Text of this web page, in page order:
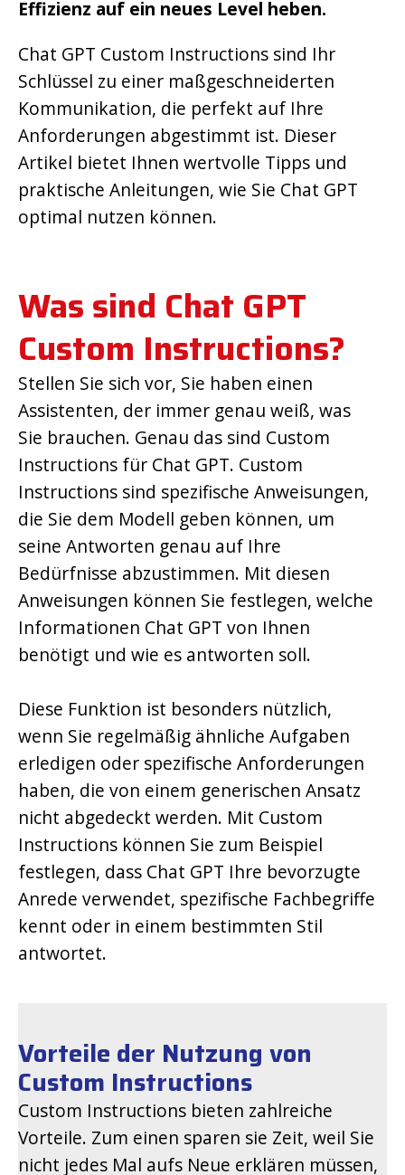
Effizienz auf ein neues Level heben.
Chat GPT Custom Instructions sind Ihr
Schlüssel zu einer maßgeschneiderten
Kommunikation, die perfekt auf Ihre
Anforderungen abgestimmt ist. Dieser
Artikel bietet Ihnen wertvolle Tipps und
praktische Anleitungen, wie Sie Chat GPT
optimal nutzen können.
Was sind Chat GPT
Custom Instructions?
Stellen Sie sich vor, Sie haben einen
Assistenten, der immer genau weiß, was
Sie brauchen. Genau das sind Custom
Instructions für Chat GPT. Custom
Instructions sind spezifische Anweisungen,
die Sie dem Modell geben können, um
seine Antworten genau auf Ihre
Bedürfnisse abzustimmen. Mit diesen
Anweisungen können Sie festlegen, welche
Informationen Chat GPT von Ihnen
benötigt und wie es antworten soll.
Diese Funktion ist besonders nützlich,
wenn Sie regelmäßig ähnliche Aufgaben
erledigen oder spezifische Anforderungen
haben, die von einem generischen Ansatz
nicht abgedeckt werden. Mit Custom
Instructions können Sie zum Beispiel
festlegen, dass Chat GPT Ihre bevorzugte
Anrede verwendet, spezifische Fachbegriffe
kennt oder in einem bestimmten Stil
antwortet.
Vorteile der Nutzung von
Custom Instructions
Custom Instructions bieten zahlreiche
Vorteile. Zum einen sparen sie Zeit, weil Sie
nicht jedes Mal aufs Neue erklären müssen,